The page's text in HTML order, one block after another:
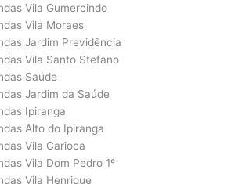
Vila Gumercindo
Vila Moraes
Jardim Previdência
Vila Santo Stefano
Saúde
Jardim da Saúde
Ipiranga
Alto do Ipiranga
Vila Carioca
Vila Dom Pedro 1º
Vila Henrique